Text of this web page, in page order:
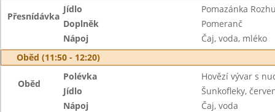
Přesnídávka
Jídlo
Pomazánka
Doplněk
Pomeranč
Nápoj
Čaj, voda, mléko
Oběd (11:50 - 12:20)
Oběd
Polévka
Hovězí vývar s
Jídlo
Šunkofleky,
Nápoj
Čaj, voda